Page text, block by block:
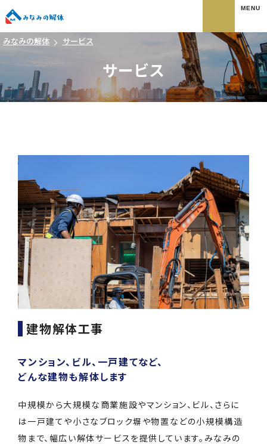
みなみの解体 サービス
サービス
建物解体⼯事
マンション、ビル、一戸建てなど、
どんな建物も解体します
中規模から大規模な商業施設やマンション、ビル、さらに
は一戸建てや小さなブロック塀や物置などの小規模構造
物まで、幅広い解体サービスを提供しています。みなみの